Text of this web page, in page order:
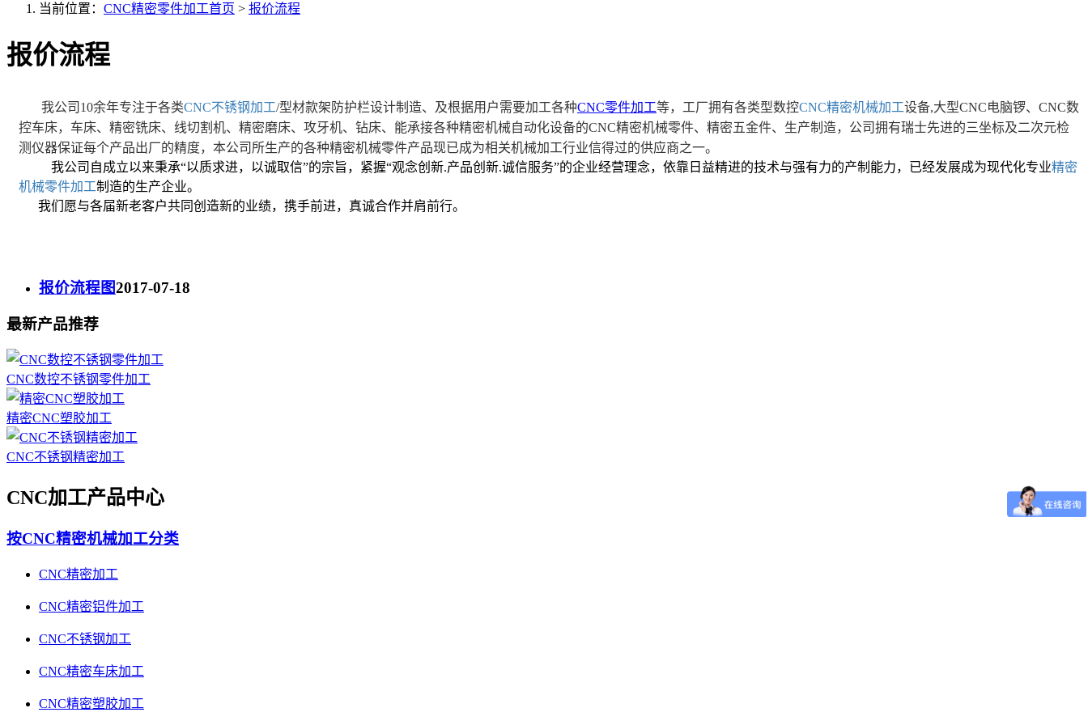
当前位置： CNC精密零件加工首页 > 报价流程
报价流程
我公司10余年专注于各类CNC不锈钢加工/型材款架防护栏设计制造、及根据用户需要加工各种CNC零件加工等，工厂拥有各类型数控CNC精密机械加工设备,大型CNC电脑锣、CNC数
控车床， 车床、精密铣床、线切割机、精密磨床、攻牙机、钻床、能承接各种精密机械自动化设备的CNC精密机械零件、 精密五金件、生产制造，公司拥有瑞士先进的三坐标及二次元检
测仪器保证每个产品出厂的精度，本公司所生产的各种精密机械零件产品现已成为相关机械加工行业信得过的供应商之一。
我公司自成立以来秉承“以质求进，以诚取信”的宗旨，紧握“观念创新.产品创新.诚信服务”的企业经营理念，依靠日益精进的技术与强有力的产制能力，已经发展成为现代化专业精密
机械零件加工制造的生产企业。
我们愿与各届新老客户共同创造新的业绩，携手前进，真诚合作并肩前行。
报价流程图2017-07-18
最新产品推荐
CNC数控不锈钢零件加工
精密CNC塑胶加工
CNC不锈钢精密加工
CNC加工产品中心
按CNC精密机械加工分类
CNC精密加工
CNC精密铝件加工
CNC不锈钢加工
CNC精密车床加工
CNC精密塑胶加工